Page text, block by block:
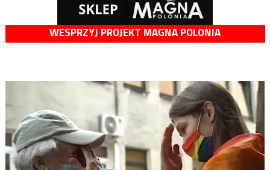
WESPRZYJ PROJEKT MAGNA POLONIA